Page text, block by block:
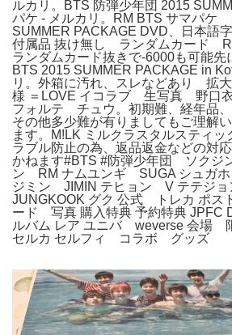
ルカリ。BTS 防弾少年団 2015
パケ - メルカリ。RM BTS サマパ
SUMMER PACKAGE DVD、日本語
付属品 抜け無し ランダムカード
ランダムカード抜きで-6000も可能先
BTS 2015 SUMMER PACKAGE in
リ。外箱に汚れ、スレなどあり 拡
様 ＝LOVE イコラブ 生写真 野口
フォルテ チュウ。初期難、経年品、
その他多少難が有りましてもご理解
ます。M!LK ミルクラスタルスティッ
ラブル防止の為、返品返金などの対
かねます#BTS #防弾少年団 ソクジ
ン RM ナムユンギ SUGA シュガ
ジミン JIMIN テヒョン V テテジ
JUNGKOOK グク 公式 トレカ ポス
ード 写真 購入特典 予約特典 JPFC
ルバム レア ユニバ weverse 会場
セルカ セルフィ コラボ グッズ